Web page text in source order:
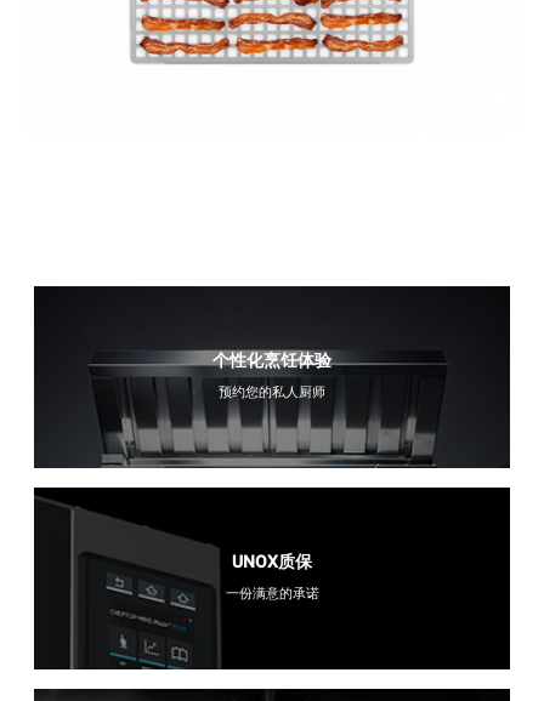
个性化烹饪体验
预约您的私人厨师
UNOX质保
一份满意的承诺